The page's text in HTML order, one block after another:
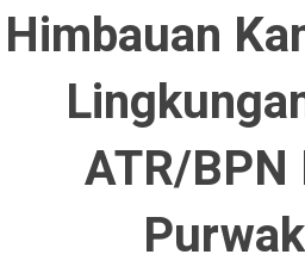
Himbauan
ATR/BPN